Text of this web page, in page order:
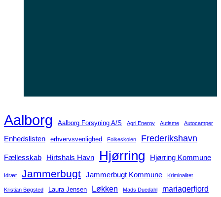
Aalborg Aalborg Forsyning A/S Agri Energy Autisme Autocamper
Enhedslisten erhvervsvenlighed Folkeskolen Frederikshavn
Fællesskab Hirtshals Havn Hjørring Hjørring Kommune
Idræt Jammerbugt Jammerbugt Kommune Kriminalitet
Kristian Bøgsted Laura Jensen Løkken Mads Duedahl mariagerfjord